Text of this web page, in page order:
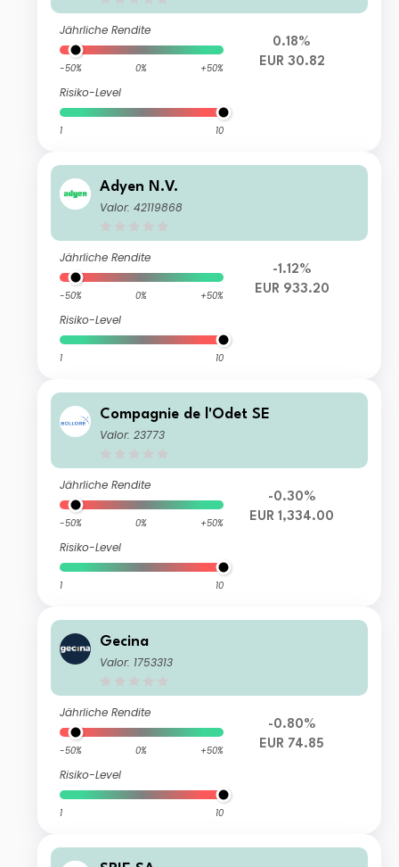
Jährliche Rendite
-50% 0% +50%
Risiko-Level
1 10
0.18%
EUR 30.82
Adyen N.V.
Valor: 42119868
Jährliche Rendite
-50% 0% +50%
Risiko-Level
1 10
-1.12%
EUR 933.20
Compagnie de l'Odet SE
Valor: 23773
Jährliche Rendite
-50% 0% +50%
Risiko-Level
1 10
-0.30%
EUR 1,334.00
Gecina
Valor: 1753313
Jährliche Rendite
-50% 0% +50%
Risiko-Level
1 10
-0.80%
EUR 74.85